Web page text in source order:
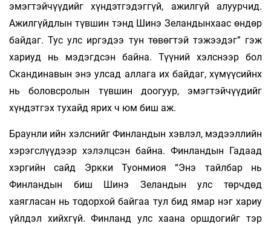
эмэгтэйчүүдийг хүндэтгэдэггүй, ажилгүй алуурчид.
Ажилгүйдлын түвшин тэнд Шинэ Зеландынхаас өндөр
байдаг. Тус улс иргэдээ тун төвөгтэй тэжээдэг” гэж
хариуд нь мэдэгдсэн байна. Түүний хэлснээр бол
Скандинавын энэ улсад аллага их байдаг, хүмүүсийнх
нь боловсролын түвшин доогуур, эмэгтэйчүүдийг
хүндэтгэх тухайд ярих ч юм биш аж.
Браунли ийн хэлснийг Финландын хэвлэл, мэдээллийн
хэрэгслүүдээр хэлэлцсэн байна. Финландын Гадаад
хэргийн сайд Эркки Туонмиоя “Энэ тайлбар нь
Финландын биш Шинэ Зеландын улс төрчдөд
хаягласан нь тодорхой байгаа тул бид ямар нэг хариу
үйлдэл хийхгүй. Финланд улс хаана оршдогийг тэр